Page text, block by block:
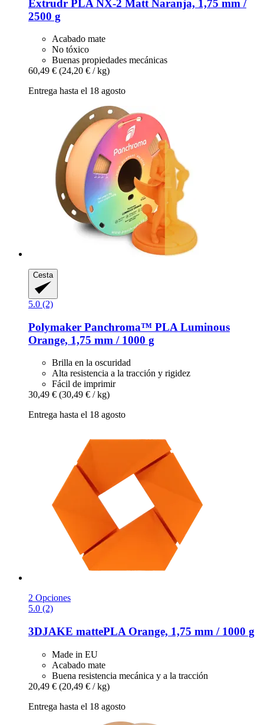
Extrudr PLA NX-​2 Matt Naranja, 1,75 mm /
2500 g
Acabado mate
No tóxico
Buenas propiedades mecánicas
60,49 € (24,20 € / kg)
Entrega hasta el 18 agosto
Cesta
5.0 (2)
Polymaker Panchroma™ PLA Luminous
Orange, 1,75 mm / 1000 g
Brilla en la oscuridad
Alta resistencia a la tracción y rigidez
Fácil de imprimir
30,49 € (30,49 € / kg)
Entrega hasta el 18 agosto
2 Opciones
5.0 (2)
3DJAKE mattePLA Orange, 1,75 mm / 1000 g
Made in EU
Acabado mate
Buena resistencia mecánica y a la tracción
20,49 € (20,49 € / kg)
Entrega hasta el 18 agosto